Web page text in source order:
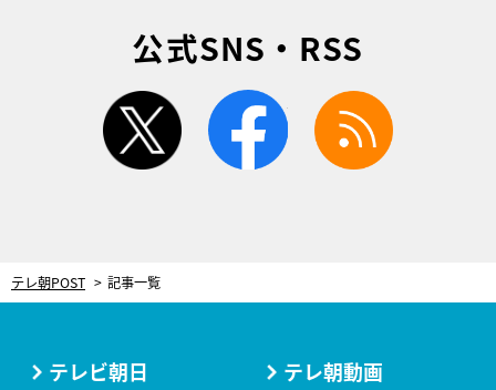
公式SNS・RSS
twitter facebook
テレ朝POST 記事一覧
テレビ朝日 テレ朝動画